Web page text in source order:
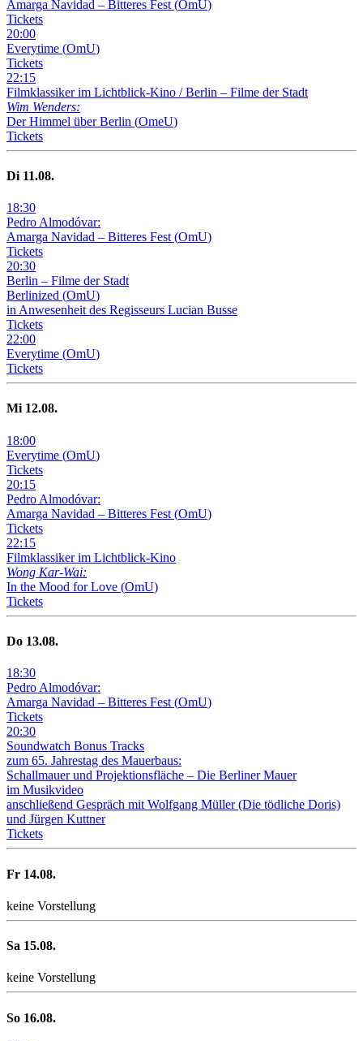
Amarga Navidad – Bitteres Fest (OmU)
Tickets
20:00
Everytime (OmU)
Tickets
22:15
Filmklassiker im Lichtblick-Kino /Berlin – Filme der Stadt
Wim Wenders:
Der Himmel über Berlin (OmeU)
Tickets
Di 11.08.
18:30
Pedro Almodóvar:
Amarga Navidad – Bitteres Fest (OmU)
Tickets
20:30
Berlin – Filme der Stadt
Berlinized (OmU)
in Anwesenheit des Regisseurs Lucian Busse
Tickets
22:00
Everytime (OmU)
Tickets
Mi 12.08.
18:00
Everytime (OmU)
Tickets
20:15
Pedro Almodóvar:
Amarga Navidad – Bitteres Fest (OmU)
Tickets
22:15
Filmklassiker im Lichtblick-Kino
Wong Kar-Wai:
In the Mood for Love (OmU)
Tickets
Do 13.08.
18:30
Pedro Almodóvar:
Amarga Navidad – Bitteres Fest (OmU)
Tickets
20:30
Soundwatch Bonus Tracks
zum 65. Jahrestag des Mauerbaus:
Schallmauer und Projektionsfläche – Die Berliner Mauer
im Musikvideo
anschließend Gespräch mit Wolfgang Müller (Die tödliche Doris)
und Jürgen Kuttner
Tickets
Fr 14.08.
keine Vorstellung
Sa 15.08.
keine Vorstellung
So 16.08.